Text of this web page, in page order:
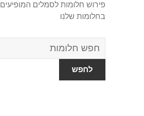
פירוש חלומות לסמלים המופיעים
בחלומות שלנו
מילון
החלומות